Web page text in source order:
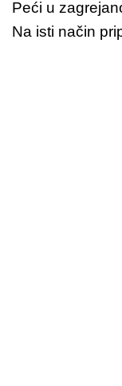
Peći u
Na isti način